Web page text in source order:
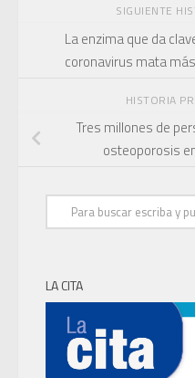
SIGUIENTE
La enzima que da
coronavirus mata
HISTORIA
Tres millones de
osteoporosis
LA CITA